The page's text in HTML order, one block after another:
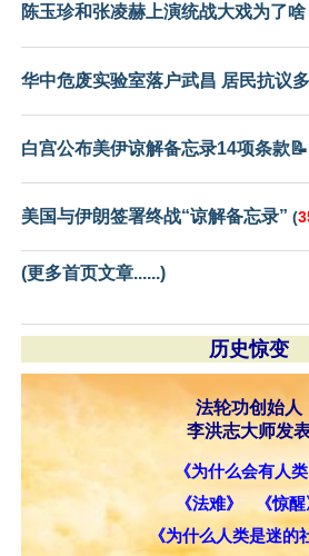
陈玉珍和张凌赫上演统战大戏为了啥
华中危废实验室落户武昌 居民抗议
白宫公布美伊谅解备忘录14项条款📝
美国与伊朗签署终战“谅解备忘录” (
(更多首页文章......)
历史惊变
法轮功创始人
李洪志大师发
《为什么会有人类
《法难》
《惊醒
《为什么人类是迷的